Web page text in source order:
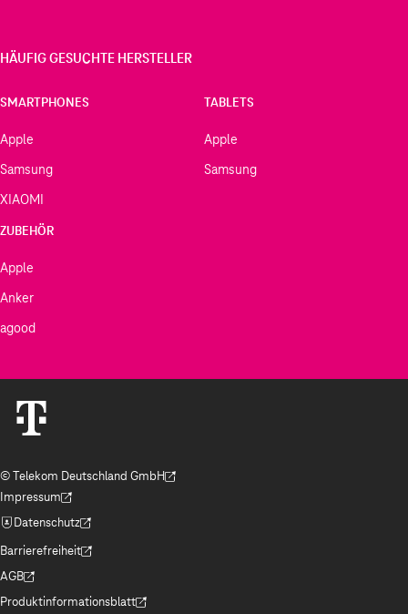
HÄUFIG GESUCHTE HERSTELLER
SMARTPHONES
Apple
Samsung
XIAOMI
TABLETS
Apple
Samsung
ZUBEHÖR
Apple
Anker
agood
© Telekom Deutschland GmbH
(Der Link wird in einem neuen Tab geöffnet)
Impressum
(Der Link wird in einem neuen Tab geöffnet)
Datenschutz
(Der Link wird in einem neuen Tab geöffnet)
Barrierefreiheit
(Der Link wird in einem neuen Tab geöffnet)
AGB
(Der Link wird in einem neuen Tab geöffnet)
Produktinformationsblatt
(Der Link wird in einem neuen Tab geöffnet)